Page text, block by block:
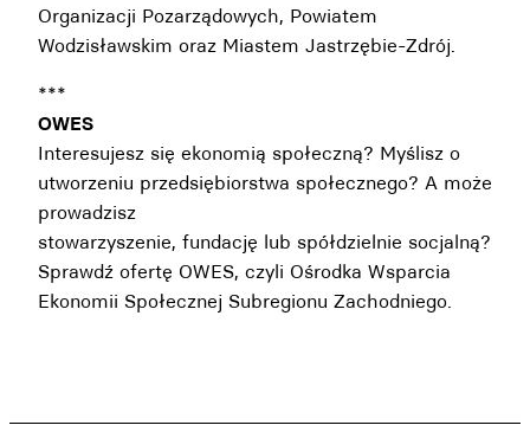
Organizacji Pozarządowych, Powiatem
Wodzisławskim oraz Miastem Jastrzębie-Zdrój.
***
OWES
Interesujesz się ekonomią społeczną? Myślisz o
utworzeniu przedsiębiorstwa społecznego? A może
prowadzisz
stowarzyszenie, fundację lub spółdzielnie socjalną?
Sprawdź ofertę OWES, czyli Ośrodka Wsparcia
Ekonomii Społecznej Subregionu Zachodniego.